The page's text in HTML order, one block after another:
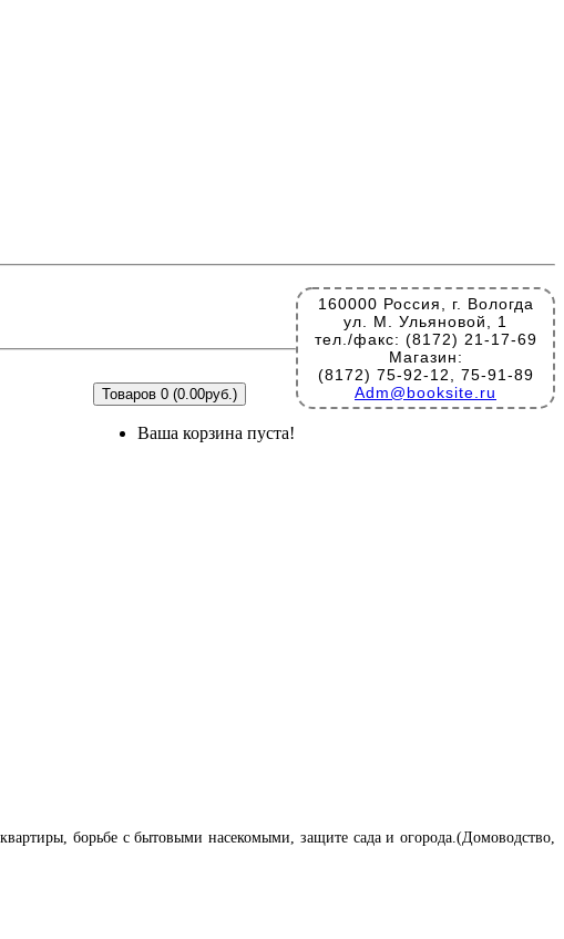
160000 Россия, г. Вологда
ул. М. Ульяновой, 1
тел./факс: (8172) 21-17-69
Магазин:
(8172) 75-92-12, 75-91-89
Adm@booksite.ru
Товаров 0 (0.00руб.)
Ваша корзина пуста!
борьбе с бытовыми насекомыми, защите сада и огорода.(Домоводство,